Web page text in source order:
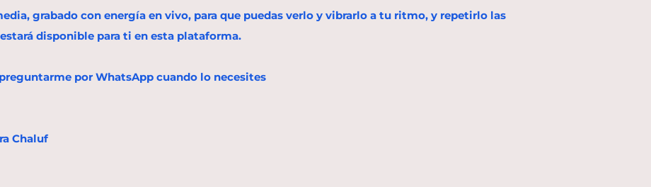
grabado con energía en vivo, para que puedas verlo y vibrarlo a tu ritmo, y repetirlo las
disponible para ti en esta plataforma.
por WhatsApp cuando lo necesites
Chaluf